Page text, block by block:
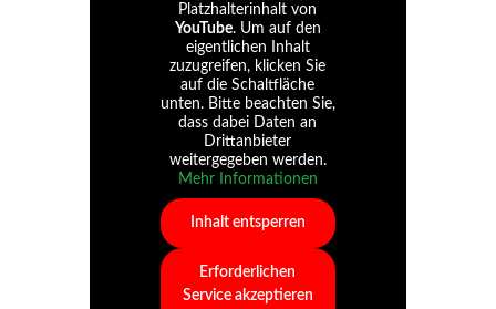
Platzhalterinhalt von
YouTube. Um auf den
eigentlichen Inhalt
zuzugreifen, klicken Sie
auf die Schaltfläche
unten. Bitte beachten Sie,
dass dabei Daten an
Drittanbieter
weitergegeben werden.
Mehr Informationen
Inhalt entsperren
Erforderlichen
Service akzeptieren